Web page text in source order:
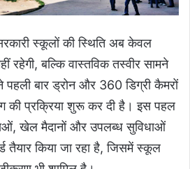
स्कूलों की स्थिति अब केवल
रहेगी, बल्कि वास्तविक तस्वीर सामने
पहली बार ड्रोन और 360 डिग्री कैमरों
की प्रक्रिया शुरू कर दी है। इस पहल
खेल मैदानों और उपलब्ध सुविधाओं
तैयार किया जा रहा है, जिसमें स्कूल